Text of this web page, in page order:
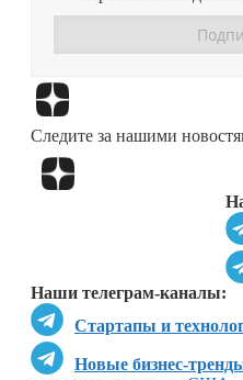
Следите за нашими
Наши телеграм-каналы:
Стартапы и
Новые бизнес-